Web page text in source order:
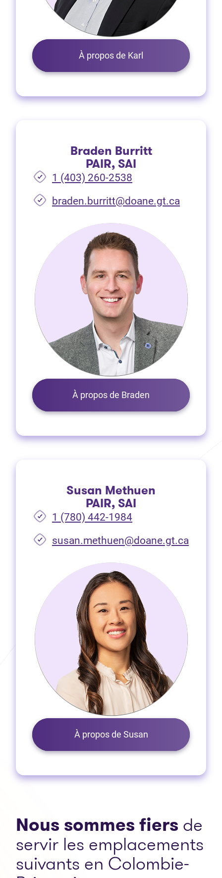
À propos de Karl
Braden Burritt
PAIR, SAI
1 (403) 260-2538
braden.burritt@doane.gt.ca
À propos de Braden
Susan Methuen
PAIR, SAI
1 (780) 442-1984
susan.methuen@doane.gt.ca
À propos de Susan
Nous sommes fiers de
servir les emplacements
suivants en Colombie-